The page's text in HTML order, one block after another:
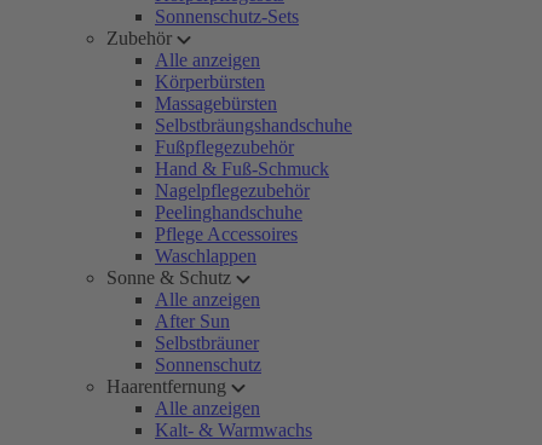
Sonnenschutz-Sets
Zubehör
Alle anzeigen
Körperbürsten
Massagebürsten
Selbstbräungshandschuhe
Fußpflegezubehör
Hand & Fuß-Schmuck
Nagelpflegezubehör
Peelinghandschuhe
Pflege Accessoires
Waschlappen
Sonne & Schutz
Alle anzeigen
After Sun
Selbstbräuner
Sonnenschutz
Haarentfernung
Alle anzeigen
Kalt- & Warmwachs